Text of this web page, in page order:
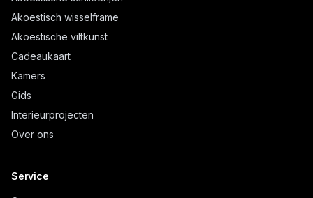
Akoestisch wisselframe
Akoestische viltkunst
Cadeaukaart
Kamers
Gids
Interieurprojecten
Over ons
Service